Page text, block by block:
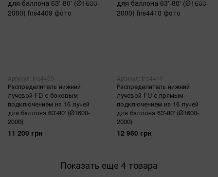
Артикул: fns4409
Распределитель нижний
лучевой FD с боковым
подключением на 16 лучей
для баллона 63'-80' (Ø1600-
2000)
11 200 грн
Артикул: fns4410
Распределитель нижний
лучевой FU с прямым
подключением на 16 лучей
для баллона 63'-80' (Ø1600-
2000)
12 960 грн
Показать еще 4 товара